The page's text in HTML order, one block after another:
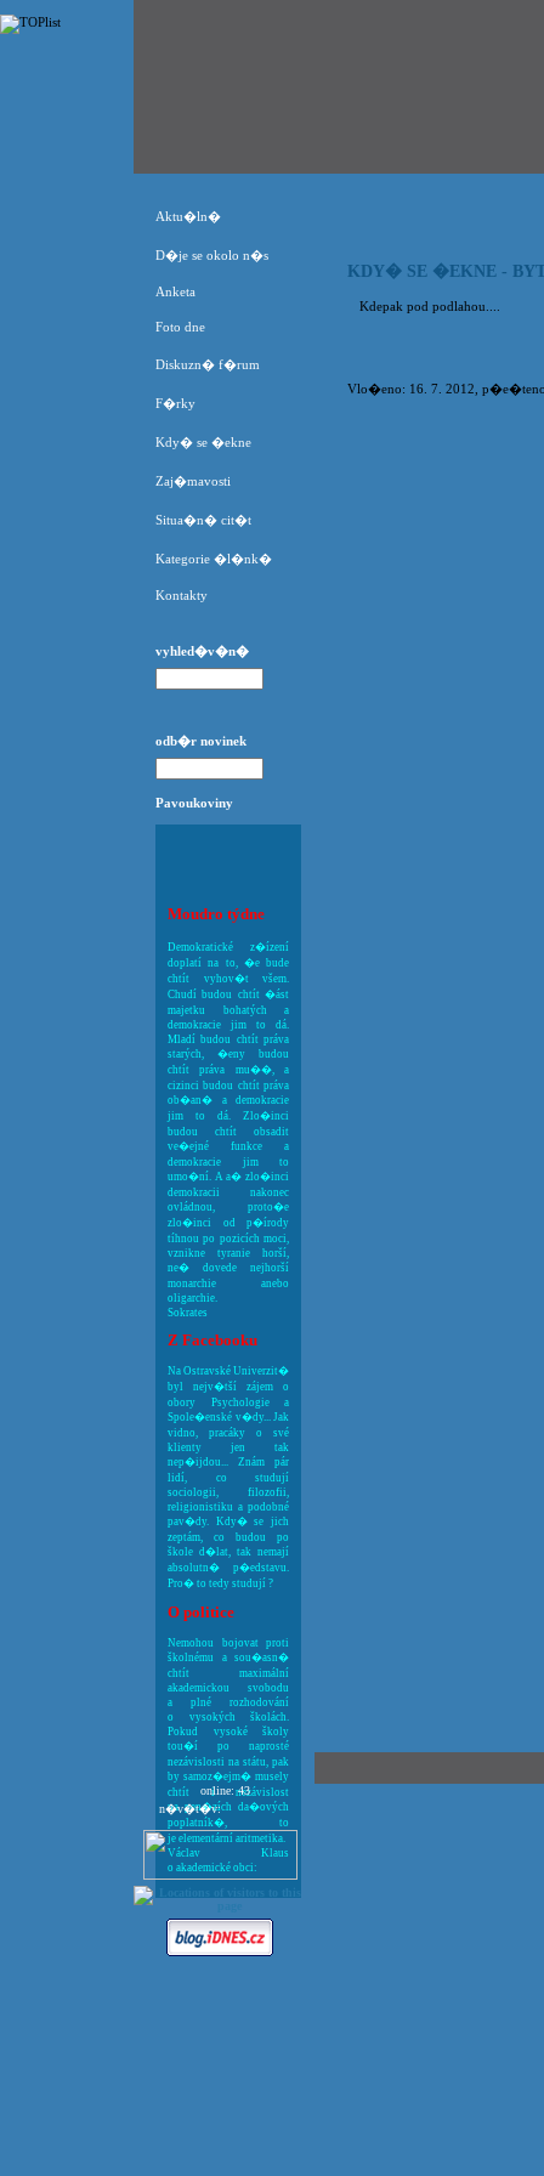
KDY� SE �EKNE -
Kdepak pod podlahou....
Vlo�eno: 16. 7. 2012,
Aktu�ln�
D�je se okolo n�s
Anketa
Foto dne
Diskuzn� f�rum
F�rky
Kdy� se �ekne
Zaj�mavosti
Situa�n� cit�t
Kategorie �l�nk�
Kontakty
vyhled�v�n�
odb�r novinek
Pavoukoviny
Moudro týdne
Demokratické z�ízení
doplatí na to, �e bude
chtít vyhov�t všem.
Chudí budou chtít �ást
majetku bohatých a
demokracie jim to dá.
Mladí budou chtít práva
starých, �eny budou
chtít práva mu��, a
cizinci budou chtít práva
ob�an� a demokracie
jim to dá. Zlo�inci
budou chtít obsadit
ve�ejné funkce a
demokracie jim to
umo�ní. A a� zlo�inci
demokracii nakonec
ovládnou, proto�e
zlo�inci od p�írody
tíhnou po pozicích moci,
vznikne tyranie horší,
ne� dovede nejhorší
monarchie anebo
oligarchie.
Sokrates
Z Facebooku
Na Ostravské Univerzit�
byl nejv�tší zájem o
obory Psychologie a
Spole�enské v�dy... Jak
vidno, pracáky o své
klienty jen tak
nep�ijdou... Znám pár
lidí, co studují
sociologii, filozofii,
religionistiku a podobné
pav�dy. Kdy� se jich
zeptám, co budou po
škole d�lat, tak nemají
absolutn� p�edstavu.
Pro� to tedy studují ?
O politice
Nemohou bojovat proti
školnému a sou�asn�
chtít maximální
akademickou svobodu
a plné rozhodování
o vysokých školách.
Pokud vysoké školy
tou�í po naprosté
nezávislosti na státu, pak
by samoz�ejm� musely
chtít i nezávislost
na pen�zích da�ových
poplatník�, to
je elementární aritmetika.
Václav Klaus
o akademické obci:
online: 43
n�v�t�v: